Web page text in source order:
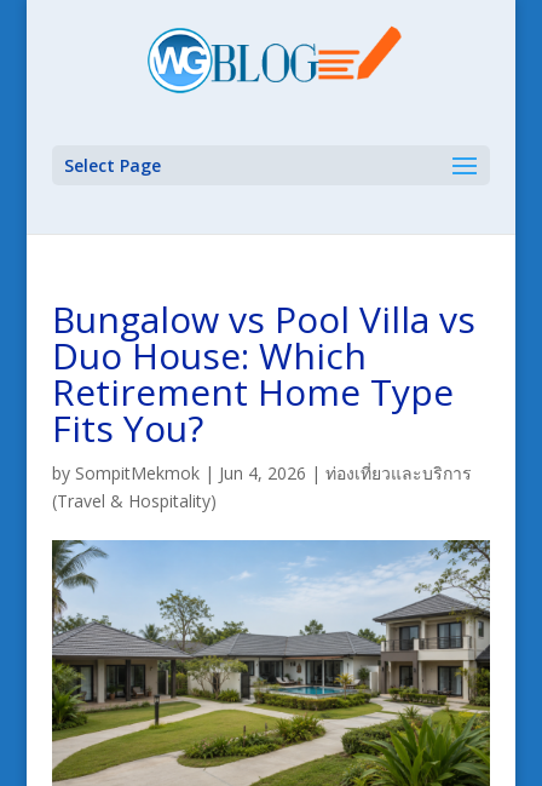
Select Page
Bungalow vs Pool Villa vs
Duo House: Which
Retirement Home Type
Fits You?
by SompitMekmok| Jun 4, 2026 | ท่องเที่ยวและบริการ
(Travel & Hospitality)